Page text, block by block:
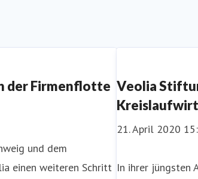
der Firmenflotte
und dem
einen weiteren Schritt
Veolia
21. April 2020
In ihrer jüngsten